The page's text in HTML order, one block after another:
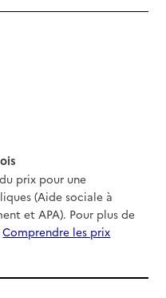
prix pour une
(Aide sociale à
et APA). Pour plus de
Comprendre les prix